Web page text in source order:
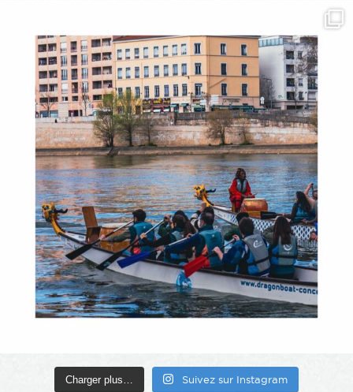
Charger plus… Suivez sur Instagram